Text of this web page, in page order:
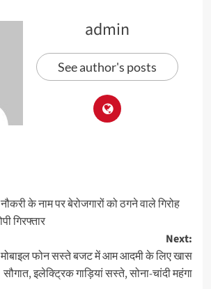
admin
See author's posts
के नाम पर बेरोजगारों को ठगने वाले गिरोह
गिरफ्तार
Next:
फोन सस्ते बजट में आम आदमी के लिए खास
सौगात, इलेक्ट्रिक गाड़ियां सस्ते, सोना-चांदी महंगा